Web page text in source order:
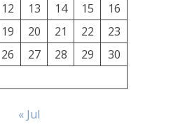
12 13 14 15
16
19 20 21 22
23
26 27 28 29
30
« Jul